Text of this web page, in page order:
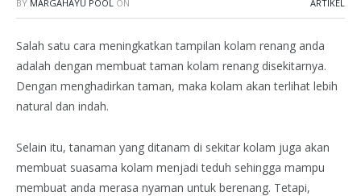
BY MARGAHAYU POOL ON ARTIKEL
Salah satu cara meningkatkan tampilan kolam renang anda
adalah dengan membuat taman kolam renang disekitarnya.
Dengan menghadirkan taman, maka kolam akan terlihat lebih
natural dan indah.
Selain itu, tanaman yang ditanam di sekitar kolam juga akan
membuat suasama kolam menjadi teduh sehingga mampu
membuat anda merasa nyaman untuk berenang. Tetapi,